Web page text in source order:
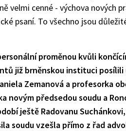
velmi cenné - výchova nových
psaní. To všechno jsou
proměnou kvůli
již brněnskou instituci
Zemanová a profesorka
novým předsedou soudu a
ještě Radovanu
soudu vzešla přímo z řad